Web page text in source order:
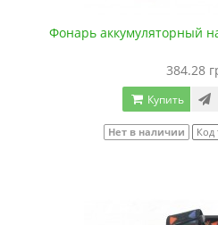
Фонарь аккумуляторный
384.28
Купить
Нет в наличии Код